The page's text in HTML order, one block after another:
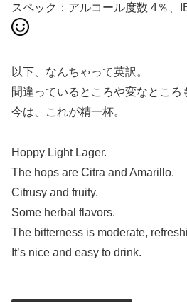
スペック：アルコール度数 4％、
以下、なんちゃって英訳。
間違っているところや変なところ
今は、これが精一杯。
Hoppy Light Lager.
The hops are Citra and Amarillo.
Citrusy and fruity.
Some herbal flavors.
The bitterness is moderate,
It’s nice and easy to drink.